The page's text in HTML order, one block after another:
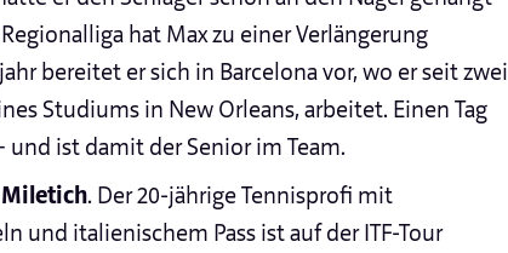
hat Max zu einer Verlängerung
bereitet er sich in Barcelona vor, wo er seit zwei
Studiums in New Orleans, arbeitet. Einen Tag
und ist damit der Senior im Team.
. Der 20-jährige Tennisprofi mit
und italienischem Pass ist auf der ITF-Tour